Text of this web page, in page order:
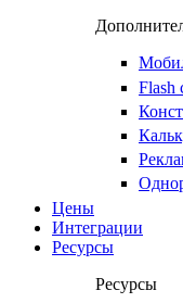
Flash
Цены
Интеграции
Ресурсы
Ресурсы